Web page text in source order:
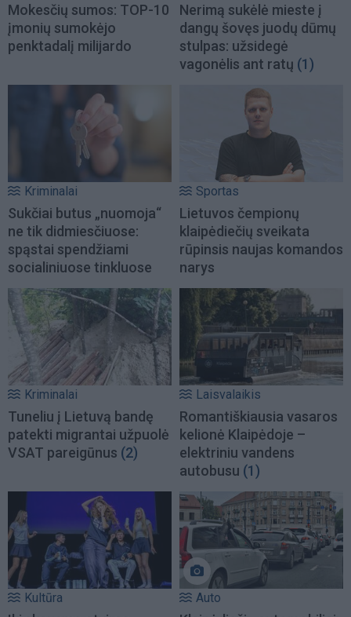
Mokesčių sumos: TOP-10
įmonių sumokėjo
penktadalį milijardo
Nerimą sukėlė mieste į
dangų šovęs juodų dūmų
stulpas: užsidegė
vagonėlis ant ratų (1)
Kriminalai
Sukčiai butus „nuomoja“
ne tik didmiesčiuose:
spąstai spendžiami
socialiniuose tinkluose
Sportas
Lietuvos čempionų
klaipėdiečių sveikata
rūpinsis naujas komandos
narys
Kriminalai
Tuneliu į Lietuvą bandę
patekti migrantai užpuolė
VSAT pareigūnus (2)
Laisvalaikis
Romantiškiausia vasaros
kelionė Klaipėdoje –
elektriniu vandens
autobusu (1)
Kultūra Auto